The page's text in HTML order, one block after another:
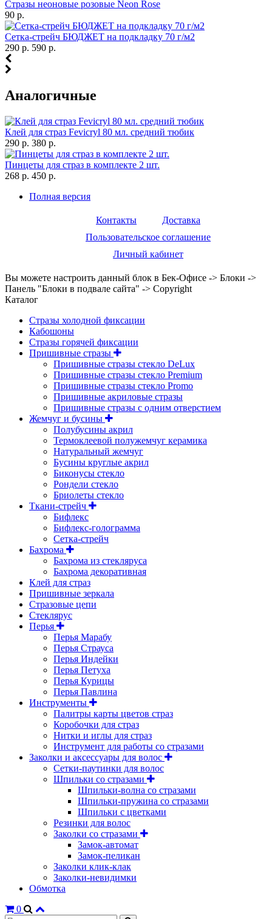
Стразы неоновые розовые Neon Rose
90 р.
Сетка-стрейч БЮДЖЕТ на подкладку 70 г/м2
290 р. 590 р.
Аналогичные
Клей для страз Fevicryl 80 мл. средний тюбик
290 р. 380 р.
Пинцеты для страз в комплекте 2 шт.
268 р. 450 р.
Полная версия
Контакты
Доставка
Пользовательское соглашение
Личный кабинет
Вы можете настроить данный блок в Бек-Офисе -> Блоки ->
Панель "Блоки в подвале сайта" -> Copyright
Каталог
Стразы холодной фиксации
Кабошоны
Стразы горячей фиксации
Пришивные стразы
Пришивные стразы стекло DeLux
Пришивные стразы стекло Premium
Пришивные стразы стекло Promo
Пришивные акриловые стразы
Пришивные стразы с одним отверстием
Жемчуг и бусины
Полубусины акрил
Термоклеевой полужемчуг керамика
Натуральный жемчуг
Бусины круглые акрил
Биконусы стекло
Рондели стекло
Бриолеты стекло
Ткани-стрейч
Бифлекс
Бифлекс-голограмма
Сетка-стрейч
Бахрома
Бахрома из стекляруса
Бахрома декоративная
Клей для страз
Пришивные зеркала
Cтразовые цепи
Стеклярус
Перья
Перья Марабу
Перья Страуса
Перья Индейки
Перья Петуха
Перья Курицы
Перья Павлина
Инструменты
Палитры карты цветов страз
Коробочки для страз
Нитки и иглы для страз
Инструмент для работы со стразами
Заколки и аксессуары для волос
Сетки-паутинки для волос
Шпильки со стразами
Шпильки-волна со стразами
Шпильки-пружина со стразами
Шпильки с цветками
Резинки для волос
Заколки со стразами
Замок-автомат
Замок-пеликан
Заколки клик-клак
Заколки-невидимки
Обмотка
0